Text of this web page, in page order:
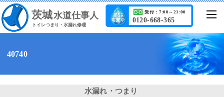
茨城水道仕事人
トイレつまり・水漏れ修理
0120-668-365
受付：7:00～21:00
40740
水漏れ・つまり